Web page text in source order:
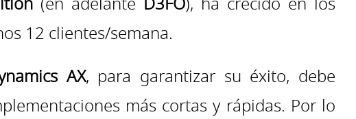
12 clientes/semana.
AX, para garantizar su éxito, debe
más cortas y rápidas. Por lo